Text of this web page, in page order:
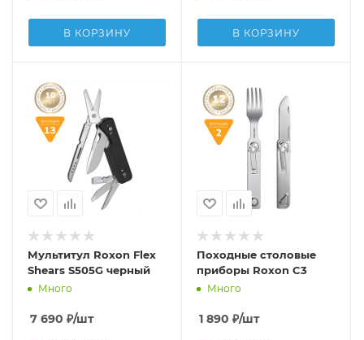
В КОРЗИНУ В КОРЗИНУ
Мультитул Roxon Flex
Shears S505G черный
Много
7 690 ₽/шт
Походные столовые
приборы Roxon C3
Много
1 890 ₽/шт